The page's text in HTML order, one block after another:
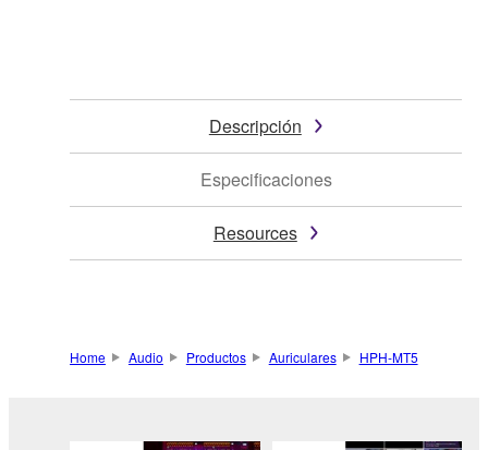
Descripción
Especificaciones
Resources
Home Audio Productos Auriculares HPH-MT5